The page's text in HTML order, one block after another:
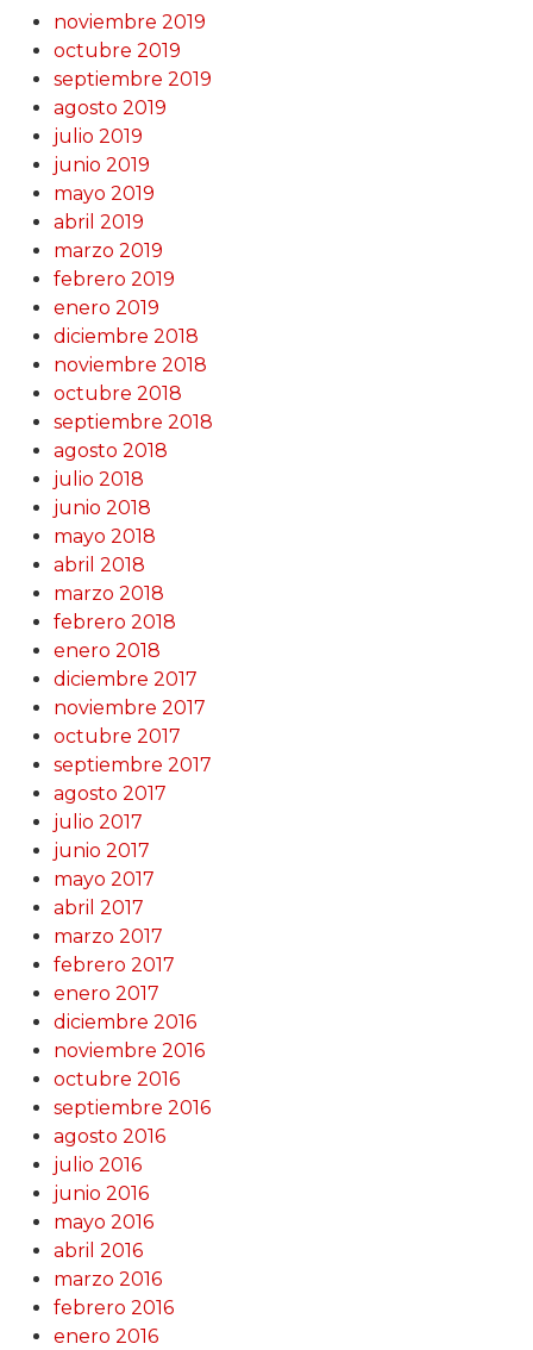
noviembre 2019
octubre 2019
septiembre 2019
agosto 2019
julio 2019
junio 2019
mayo 2019
abril 2019
marzo 2019
febrero 2019
enero 2019
diciembre 2018
noviembre 2018
octubre 2018
septiembre 2018
agosto 2018
julio 2018
junio 2018
mayo 2018
abril 2018
marzo 2018
febrero 2018
enero 2018
diciembre 2017
noviembre 2017
octubre 2017
septiembre 2017
agosto 2017
julio 2017
junio 2017
mayo 2017
abril 2017
marzo 2017
febrero 2017
enero 2017
diciembre 2016
noviembre 2016
octubre 2016
septiembre 2016
agosto 2016
julio 2016
junio 2016
mayo 2016
abril 2016
marzo 2016
febrero 2016
enero 2016